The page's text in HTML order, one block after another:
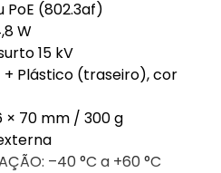
PoE (802.3af)
W
15 kV
+ Plástico (traseiro), cor
× 70 mm / 300 g
–40 °C a +60 °C